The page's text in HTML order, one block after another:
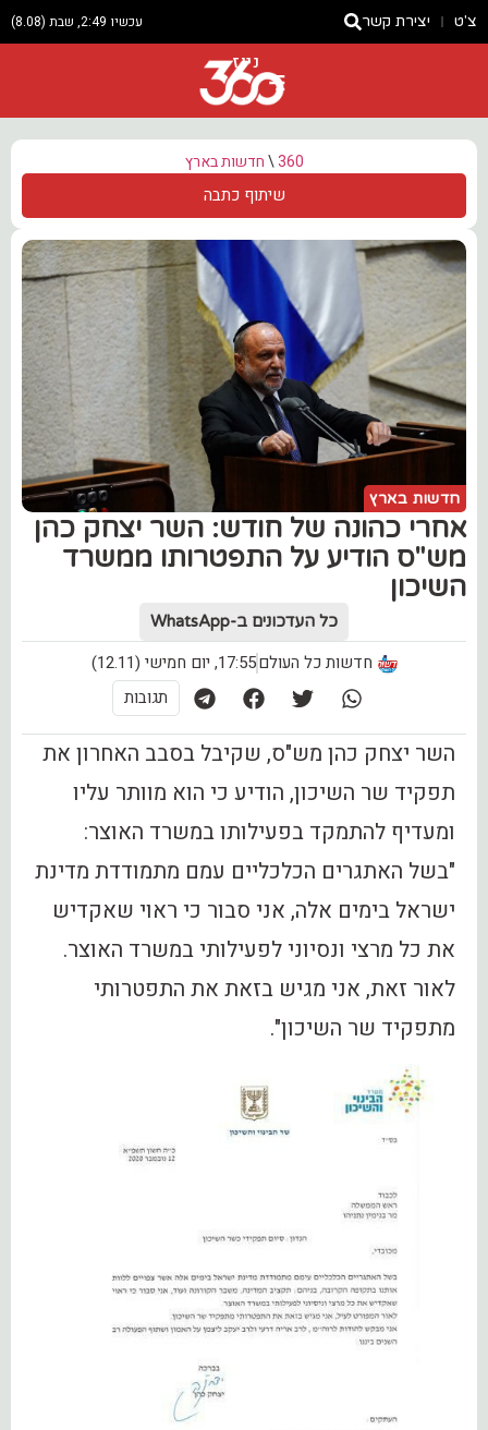
צ'ט יצירת קשר עכשיו 2:49, שבת (8.08)
ניוז
360
\חדשות בארץ
שיתוף כתבה
חדשות בארץ
‏אחרי כהונה של חודש: השר יצחק כהן
מש"ס הודיע על התפטרותו ממשרד
השיכון ‎
כל העדכונים ב-WhatsApp
חדשות כל העולם17:55, יום חמישי (12.11)
תגובות
השר יצחק כהן מש"ס, שקיבל בסבב האחרון את
תפקיד שר השיכון, הודיע כי הוא מוותר עליו
ומעדיף להתמקד בפעילותו במשרד האוצר:
"בשל האתגרים הכלכליים עמם מתמודדת מדינת
ישראל בימים אלה, אני סבור כי ראוי שאקדיש
את כל מרצי ונסיוני לפעילותי במשרד האוצר.
לאור זאת, אני מגיש בזאת את התפטרותי
מתפקיד שר השיכון".